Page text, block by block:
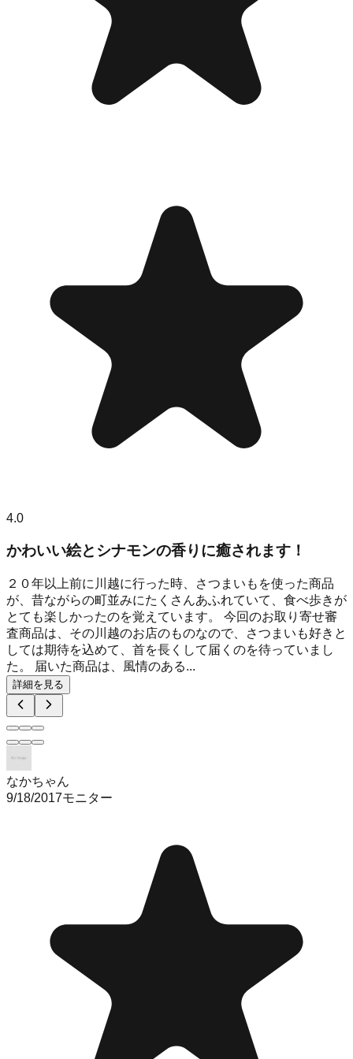
4.0
かわいい絵とシナモンの香りに癒されます！
２０年以上前に川越に行った時、さつまいもを使った商品
が、昔ながらの町並みにたくさんあふれていて、食べ歩きが
とても楽しかったのを覚えています。 今回のお取り寄せ審
査商品は、その川越のお店のものなので、さつまいも好きと
しては期待を込めて、首を長くして届くのを待っていまし
た。 届いた商品は、風情のある...
詳細を見る
なかちゃん
9/18/2017モニター